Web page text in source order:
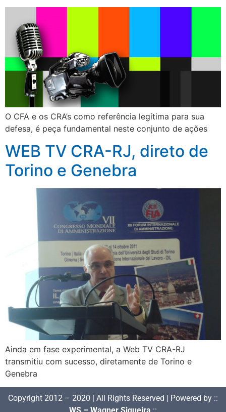
O CFA e os CRA’s como referência legítima para sua
defesa, é peça fundamental neste conjunto de ações
WEB TV CRA-RJ, direto de
Torino e Genebra
Ainda em fase experimental, a Web TV CRA-RJ
transmitiu com sucesso, diretamente de Torino e
Genebra
Copyright 2012 – 2020 | All Rights Reserved | Powered by ::